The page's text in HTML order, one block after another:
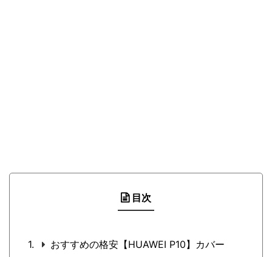
目次
おすすめの格安【HUAWEI P10】カバー